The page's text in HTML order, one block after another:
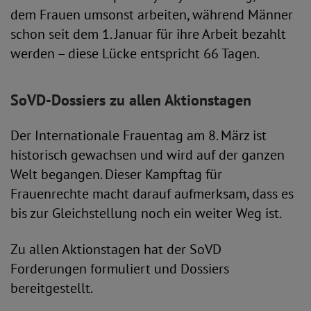
dem Frauen umsonst arbeiten, während Männer
schon seit dem 1. Januar für ihre Arbeit bezahlt
werden – diese Lücke entspricht 66 Tagen.
SoVD-Dossiers zu allen Aktionstagen
Der Internationale Frauentag am 8. März ist
historisch gewachsen und wird auf der ganzen
Welt begangen. Dieser Kampftag für
Frauenrechte macht darauf aufmerksam, dass es
bis zur Gleichstellung noch ein weiter Weg ist.
Zu allen Aktionstagen hat der SoVD
Forderungen formuliert und Dossiers
bereitgestellt.